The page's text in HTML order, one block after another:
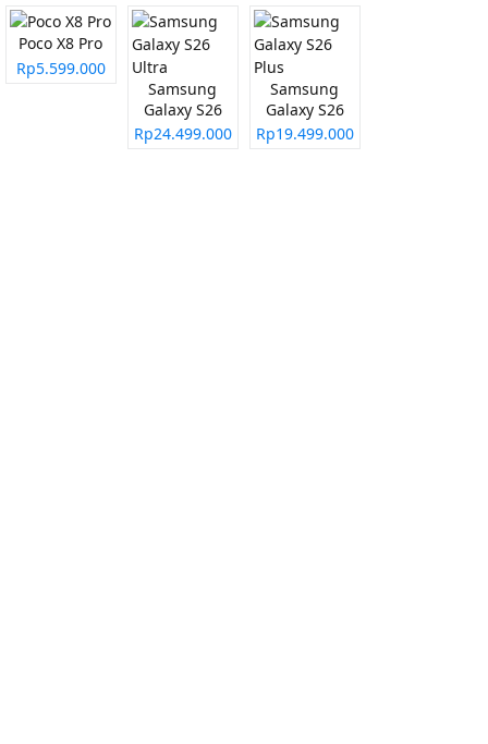
Poco X8 Pro
Rp5.599.000
Samsung
Galaxy S26
Ultra
Rp24.499.000
Samsung
Galaxy S26
Plus
Rp19.499.000